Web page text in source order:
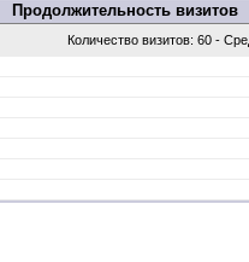
Продолжительность визитов
Количество визитов: 60 -